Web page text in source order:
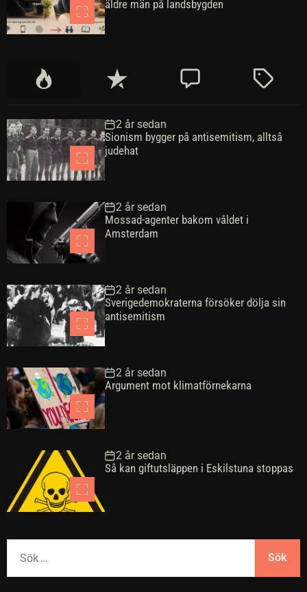
äldre män på landsbygden
P
u
l
ä
r
S
e
a
s
e
r
M
t
2 år sedan
Sionism bygger på antisemitism, alltså
judehat
2 år sedan
Mossad-agenter bakom våldet i
Amsterdam
2 år sedan
Sverigedemokraterna försöker dölja sin
antisemitism
2 år sedan
Argument mot klimatförnekarna
2 år sedan
Så kan giftutsläppen i Eskilstuna stoppas
k